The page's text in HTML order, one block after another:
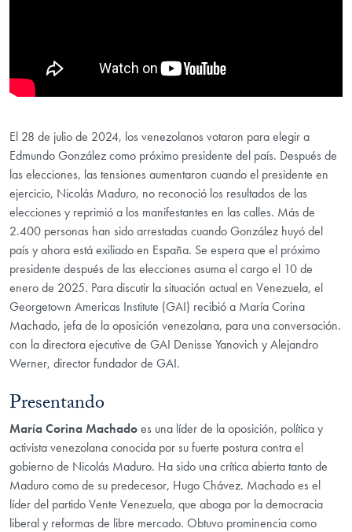
El 28 de julio de 2024, los venezolanos votaron para elegir a
Edmundo González como próximo presidente del país. Después de
las elecciones, las tensiones aumentaron cuando el presidente en
ejercicio, Nicolás Maduro, no reconoció los resultados de las
elecciones y reprimió a los manifestantes en las calles. Más de
2.400 personas han sido arrestadas cuando González huyó del
país y ahora está exiliado en España. Se espera que el próximo
presidente después de las elecciones asuma el cargo el 10 de
enero de 2025. Para discutir la situación actual en Venezuela, el
Georgetown Americas Institute (GAI) recibió a María Corina
Machado, jefa de la oposición venezolana, para una conversación.
con la directora ejecutive de GAI Denisse Yanovich y Alejandro
Werner, director fundador de GAI.
Presentando
María Corina Machadoes una líder de la oposición, política y
activista venezolana conocida por su fuerte postura contra el
gobierno de Nicolás Maduro. Ha sido una crítica abierta tanto de
Maduro como de su predecesor, Hugo Chávez. Machado es el
líder del partido Vente Venezuela, que aboga por la democracia
liberal y reformas de libre mercado. Obtuvo prominencia como